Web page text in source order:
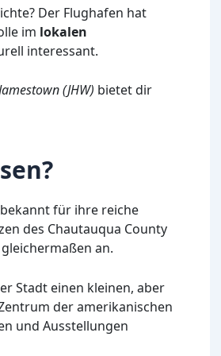
Der Flughafen hat
im lokalen
interessant.
(JHW) bietet dir
für ihre reiche
des Chautauqua County
an.
Stadt einen kleinen, aber
der amerikanischen
und Ausstellungen